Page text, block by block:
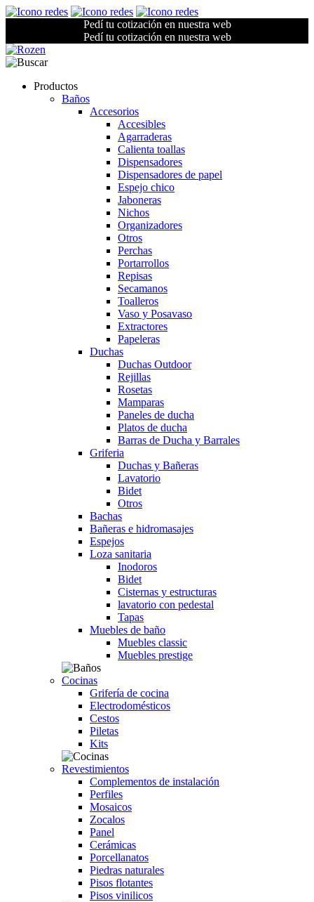
Pedí tu cotización en nuestra web
Pedí tu cotización en nuestra web
Productos
Baños
Accesorios
Accesibles
Agarraderas
Calienta toallas
Dispensadores
Dispensadores de papel
Espejo chico
Jaboneras
Nichos
Organizadores
Otros
Perchas
Portarrollos
Repisas
Secamanos
Toalleros
Vaso y Posavaso
Extractores
Papeleras
Duchas
Duchas Outdoor
Rejillas
Rosetas
Mamparas
Paneles de ducha
Platos de ducha
Barras de Ducha y Barrales
Griferia
Duchas y Bañeras
Lavatorio
Bidet
Otros
Bachas
Bañeras e hidromasajes
Espejos
Loza sanitaria
Inodoros
Bidet
Cisternas y estructuras
lavatorio con pedestal
Tapas
Muebles de baño
Muebles classic
Muebles prestige
Cocinas
Grifería de cocina
Electrodomésticos
Cestos
Piletas
Kits
Revestimientos
Complementos de instalación
Perfiles
Mosaicos
Zocalos
Panel
Cerámicas
Porcellanatos
Piedras naturales
Pisos flotantes
Pisos vinilicos